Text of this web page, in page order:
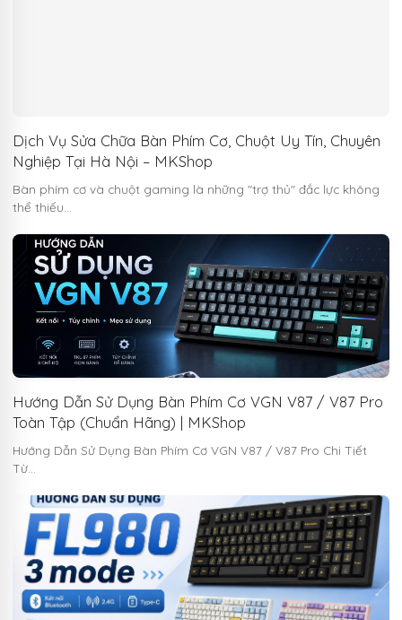
Dịch Vụ Sửa Chữa Bàn Phím Cơ, Chuột Uy Tín, Chuyên
Nghiệp Tại Hà Nội – MKShop
Bàn phím cơ và chuột gaming là những "trợ thủ" đắc lực không
thể thiếu…
Hướng Dẫn Sử Dụng Bàn Phím Cơ VGN V87 / V87 Pro
Toàn Tập (Chuẩn Hãng) | MKShop
Hướng Dẫn Sử Dụng Bàn Phím Cơ VGN V87 / V87 Pro Chi Tiết
Từ…